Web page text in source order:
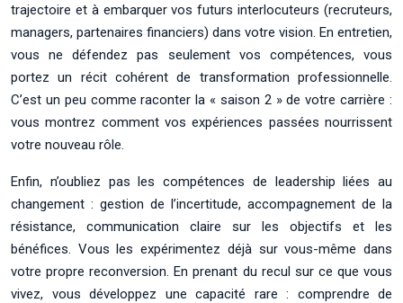
trajectoire et à embarquer vos futurs interlocuteurs (recruteurs,
managers, partenaires financiers) dans votre vision. En entretien,
vous ne défendez pas seulement vos compétences, vous
portez un récit cohérent de transformation professionnelle.
C’est un peu comme raconter la « saison 2 » de votre carrière :
vous montrez comment vos expériences passées nourrissent
votre nouveau rôle.
Enfin, n’oubliez pas les compétences de leadership liées au
changement : gestion de l’incertitude, accompagnement de la
résistance, communication claire sur les objectifs et les
bénéfices. Vous les expérimentez déjà sur vous-même dans
votre propre reconversion. En prenant du recul sur ce que vous
vivez, vous développez une capacité rare : comprendre de